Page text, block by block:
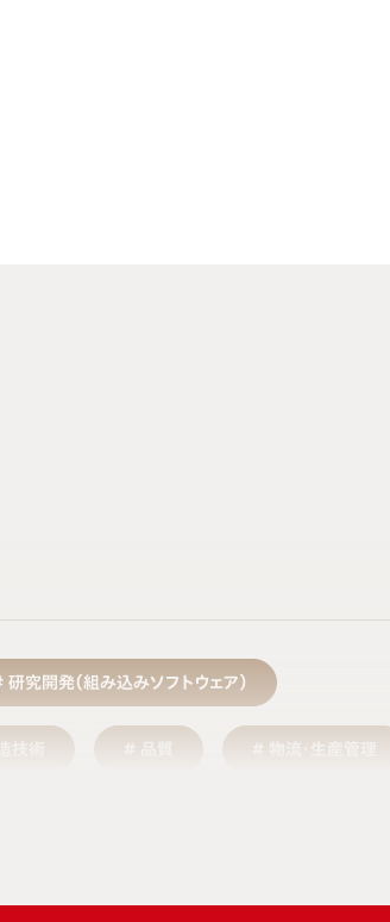
研究開発（組み込みソフトウェア）
技術 品質 物流・生産管理